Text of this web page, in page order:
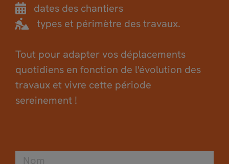
dates des chantiers
types et périmètre des travaux.
Tout pour adapter vos déplacements
quotidiens en fonction de l'évolution des
travaux et vivre cette période
sereinement !